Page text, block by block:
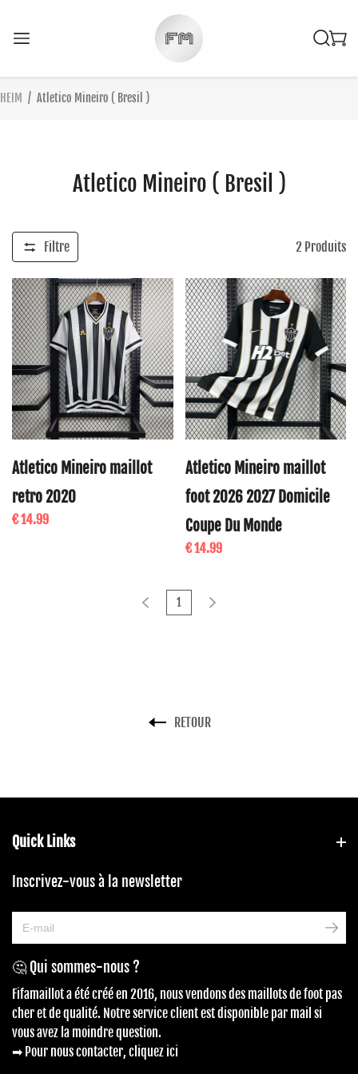
HEIM / Atletico Mineiro ( Bresil )
Atletico Mineiro ( Bresil )
Filtre 2 Produits
Atletico Mineiro maillot
retro 2020
€ 14.99
Atletico Mineiro maillot
foot 2026 2027 Domicile
Coupe Du Monde
€ 14.99
1
RETOUR
Quick Links
Inscrivez-vous à la newsletter
🤔 Qui sommes-nous ?
Fifamaillot a été créé en 2016, nous vendons des maillots de foot pas
cher et de qualité. Notre service client est disponible par mail si
vous avez la moindre question.
➡ Pour nous contacter, cliquez ici